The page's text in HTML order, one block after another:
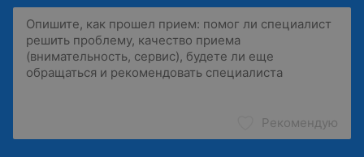
Рекомендую